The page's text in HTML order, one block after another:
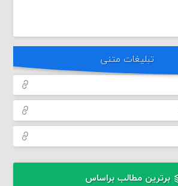
تبلیغات متنی
برترین مطالب براساس